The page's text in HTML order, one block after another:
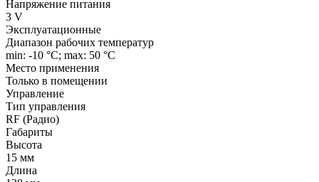
Напряжение питания
3 V
Эксплуатационные
Диапазон рабочих температур
min: -10 °C; max: 50 °C
Место применения
Только в помещении
Управление
Тип управления
RF (Радио)
Габариты
Высота
15 мм
Длина